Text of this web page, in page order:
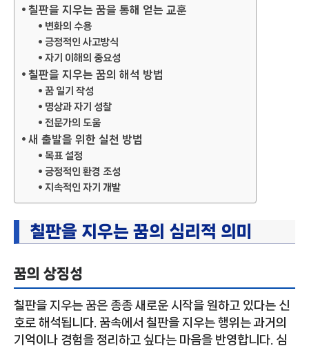
칠판을 지우는 꿈을 통해 얻는 교훈
변화의 수용
긍정적인 사고방식
자기 이해의 중요성
칠판을 지우는 꿈의 해석 방법
꿈 일기 작성
명상과 자기 성찰
전문가의 도움
새 출발을 위한 실천 방법
목표 설정
긍정적인 환경 조성
지속적인 자기 개발
칠판을 지우는 꿈의 심리적 의미
꿈의 상징성
칠판을 지우는 꿈은 종종 새로운 시작을 원하고 있다는 신
호로 해석됩니다. 꿈속에서 칠판을 지우는 행위는 과거의
기억이나 경험을 정리하고 싶다는 마음을 반영합니다. 심